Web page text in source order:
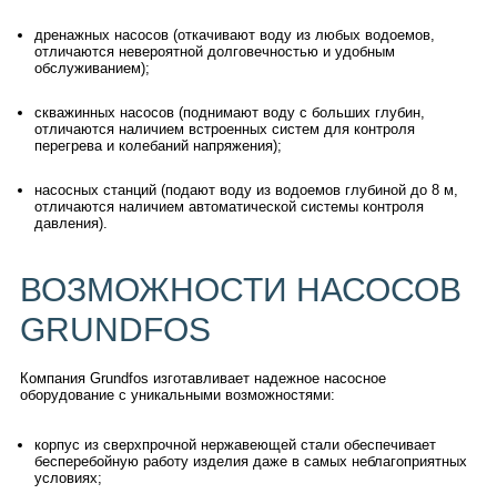
дренажных насосов (откачивают воду из любых водоемов,
отличаются невероятной долговечностью и удобным
обслуживанием);
скважинных насосов (поднимают воду с больших глубин,
отличаются наличием встроенных систем для контроля
перегрева и колебаний напряжения);
насосных станций (подают воду из водоемов глубиной до 8 м,
отличаются наличием автоматической системы контроля
давления).
ВОЗМОЖНОСТИ НАСОСОВ
GRUNDFOS
Компания Grundfos изготавливает надежное насосное
оборудование с уникальными возможностями:
корпус из сверхпрочной нержавеющей стали обеспечивает
бесперебойную работу изделия даже в самых неблагоприятных
условиях;